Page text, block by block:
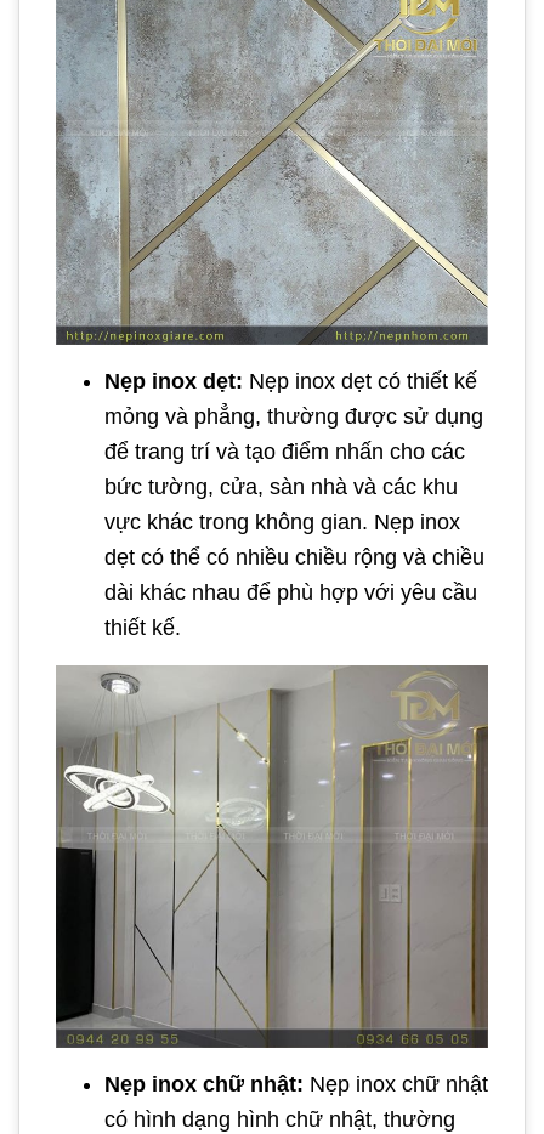
Nẹp inox dẹt: Nẹp inox dẹt có thiết kế
mỏng và phẳng, thường được sử dụng
để trang trí và tạo điểm nhấn cho các
bức tường, cửa, sàn nhà và các khu
vực khác trong không gian. Nẹp inox
dẹt có thể có nhiều chiều rộng và chiều
dài khác nhau để phù hợp với yêu cầu
thiết kế.
Nẹp inox chữ nhật: Nẹp inox chữ nhật
có hình dạng hình chữ nhật, thường